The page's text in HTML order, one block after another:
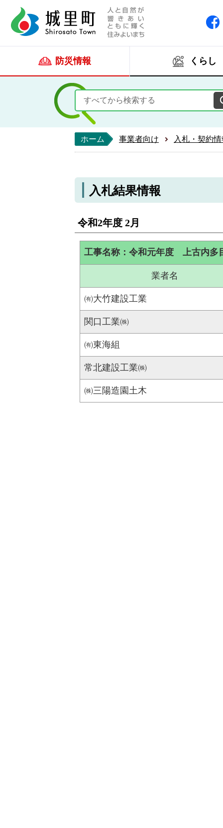
防災情報 くらし
ホーム 事業者向け 入札・契約
入札結果情報
令和2年度 2月
工事名称：令和元年度 上古内多
業者名
㈲大竹建設工業
関口工業㈱
㈲東海組
常北建設工業㈱
㈱三陽造園土木